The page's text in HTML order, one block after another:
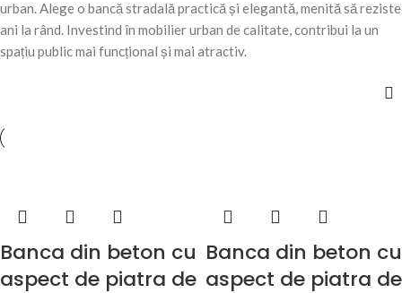
urban. Alege o bancă stradală practică și elegantă, menită să reziste
ani la rând. Investind în mobilier urban de calitate, contribui la un
spațiu public mai funcțional și mai atractiv.
Banca din beton cu
aspect de piatra de
Banca din beton cu
aspect de piatra de